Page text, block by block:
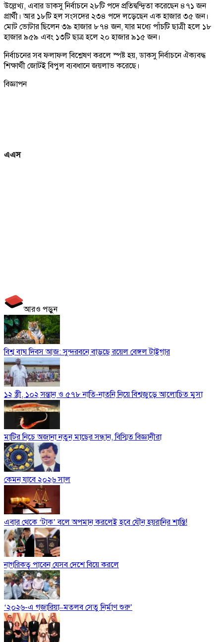
উল্লেখ্য, এবার ডাকসু নির্বাচনে ২৮টি পদে প্রতিদ্বন্দ্বিতা করেছেন ৪৭১ জন
প্রার্থী। আর ১৮টি হল সংসদের ২৩৪ পদে লড়েছেন এক হাজার ৩৫ জন।
মোট ভোটার ছিলেন ৩৯ হাজার ৮৭৪ জন, যার মধ্যে পাঁচটি ছাত্রী হলে ১৮
হাজার ৯৫৯ এবং ১৩টি ছাত্র হলে ২০ হাজার ৯১৫ জন।
নির্বাচনের সব ফলাফল বিশ্লেষণ করলে স্পষ্ট হয়, ডাকসু নির্বাচনে ঐক্যবদ্ধ
শিক্ষার্থী জোটই বিপুল ব্যবধানে জয়লাভ করেছে।
বিজ্ঞাপন
এএস
আরও পড়ুন
বিশ্ব বাঘ দিবস আজ: সুন্দরবনে বাড়ছে রয়েল বেঙ্গল টাইগার
১২ স্ত্রী, ১০২ সন্তান ও ৫৭৮ নাতি-নাতনি নিয়ে বিশ্বজুড়ে আলোচিত মুসা
মাটির নিচে অজানা নতুন মাছের সন্ধান, বিস্মিত বিজ্ঞানীরা
কেমন যাবে ২০২৬ সাল
এবার থেকে ‘টাক’ বলে অপমান করলেই হবে যৌন হয়রানির শাস্তি!
নাগরিকত্ব পাবেন যেসব দেশে বিয়ে করলে
‘২০২৬-এ গজারিয়া–মতলব সেতু নির্মাণ শুরু’